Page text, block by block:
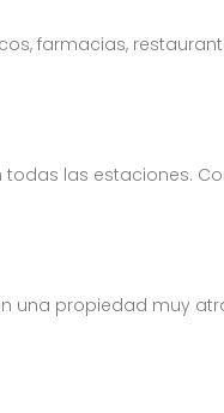
farmacias,
las estaciones.
una propiedad muy